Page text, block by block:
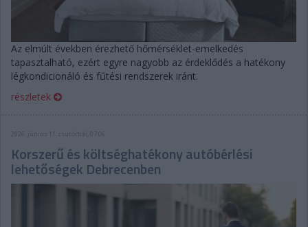
Az elmúlt években érezhető hőmérséklet-emelkedés
tapasztalható, ezért egyre nagyobb az érdeklődés a hatékony
légkondicionáló és fűtési rendszerek iránt.
részletek
2026. június 11. csütörtök, 07:06
Korszerű és költséghatékony autóbérlési
lehetőségek Debrecenben